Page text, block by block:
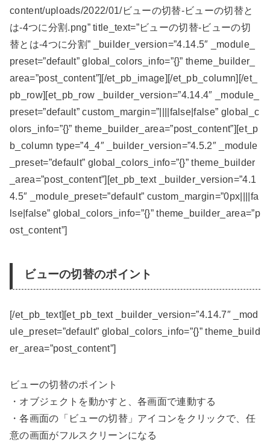
content/uploads/2022/01/ビューの切替-ビューの切替と
は-4つに分割.png” title_text=”ビューの切替-ビューの切
替とは-4つに分割” _builder_version=”4.14.5″ _module_
preset=”default” global_colors_info=”{}” theme_builder_
area=”post_content”][/et_pb_image][/et_pb_column][/et_
pb_row][et_pb_row _builder_version=”4.14.4″ _module_
preset=”default” custom_margin=”||||false|false” global_c
olors_info=”{}” theme_builder_area=”post_content”][et_p
b_column type=”4_4″ _builder_version=”4.5.2″ _module
_preset=”default” global_colors_info=”{}” theme_builder
_area=”post_content”][et_pb_text _builder_version=”4.1
4.5″ _module_preset=”default” custom_margin=”0px||||fa
lse|false” global_colors_info=”{}” theme_builder_area=”p
ost_content”]
ビューの切替のポイント
[/et_pb_text][et_pb_text _builder_version=”4.14.7″ _mod
ule_preset=”default” global_colors_info=”{}” theme_build
er_area=”post_content”]
ビューの切替のポイント
・オブジェクトを動かすと、各画面で連動する
・各画面の「ビューの切替」アイコンをクリックで、任
意の画面がフルスクリーンになる